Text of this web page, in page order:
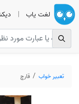
لغت یاب |
تعبیر خواب قارچ